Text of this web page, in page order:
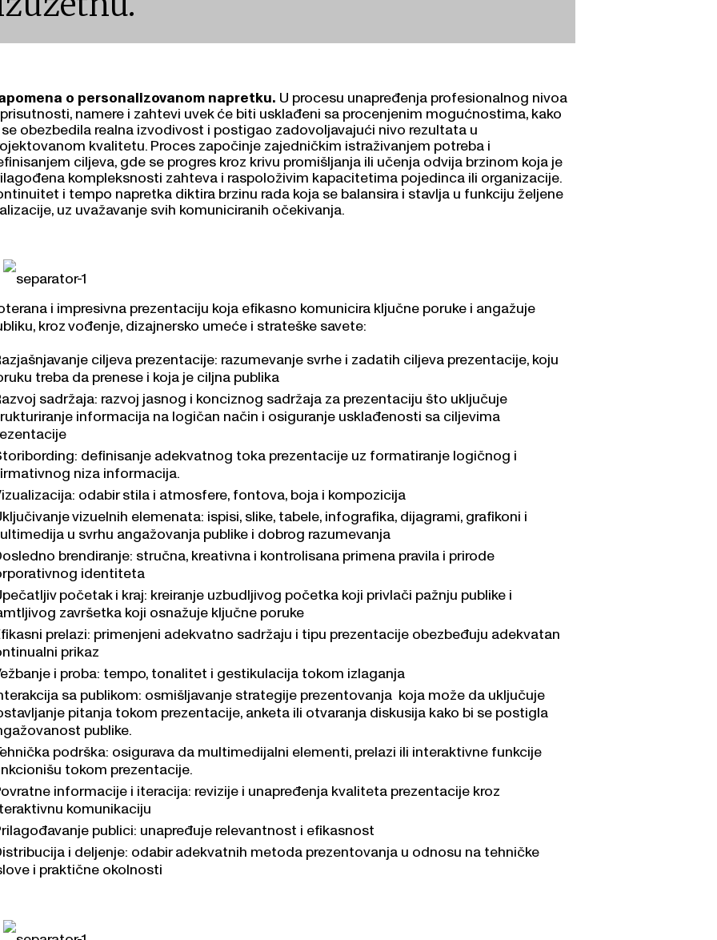
o personalizovanom napretku.U procesu unapređenja profesionalnog nivoa
namere i zahtevi uvek će biti usklađeni sa procenjenim mogućnostima, kako
obezbedila realna izvodivost i postigao zadovoljavajući nivo rezultata u
kvalitetu. Proces započinje zajedničkim istraživanjem potreba i
ciljeva, gde se progres kroz krivu promišljanja ili učenja odvija brzinom koja je
kompleksnosti zahteva i raspoloživim kapacitetima pojedinca ili organizacije.
i tempo napretka diktira brzinu rada koja se balansira i stavlja u funkciju željene
uz uvažavanje svih komuniciranih očekivanja.
i impresivna prezentaciju koja efikasno komunicira ključne poruke i angažuje
kroz vođenje, dizajnersko umeće i strateške savete:
ciljeva prezentacije: razumevanje svrhe i zadatih ciljeva prezentacije, koju
treba da prenese i koja je ciljna publika
sadržaja: razvoj jasnog i konciznog sadržaja za prezentaciju što uključuje
informacija na logičan način i osiguranje usklađenosti sa ciljevima
definisanje adekvatnog toka prezentacije uz formatiranje logičnog i
niza informacija.
odabir stila i atmosfere, fontova, boja i kompozicija
vizuelnih elemenata: ispisi, slike, tabele, infografika, dijagrami, grafikoni i
u svrhu angažovanja publike i dobrog razumevanja
brendiranje: stručna, kreativna i kontrolisana primena pravila i prirode
identiteta
početak i kraj: kreiranje uzbudljivog početka koji privlači pažnju publike i
završetka koji osnažuje ključne poruke
prelazi: primenjeni adekvatno sadržaju i tipu prezentacije obezbeđuju adekvatan
prikaz
i proba: tempo, tonalitet i gestikulacija tokom izlaganja
sa publikom: osmišljavanje strategije prezentovanja koja može da uključuje
pitanja tokom prezentacije, anketa ili otvaranja diskusija kako bi se postigla
publike.
podrška: osigurava da multimedijalni elementi, prelazi ili interaktivne funkcije
tokom prezentacije.
informacije i iteracija: revizije i unapređenja kvaliteta prezentacije kroz
komunikaciju
publici: unapređuje relevantnost i efikasnost
i deljenje: odabir adekvatnih metoda prezentovanja u odnosu na tehničke
i praktične okolnosti